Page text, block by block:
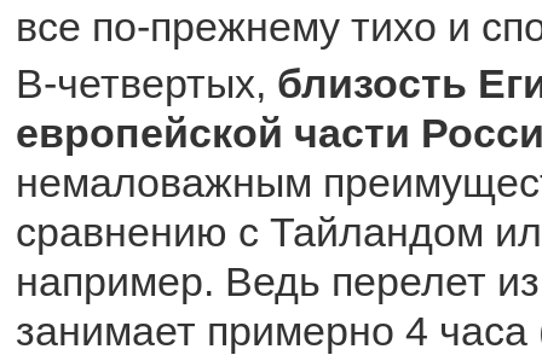
все по-прежнему тихо и
В-четвертых, близость
европейской части
немаловажным
сравнению с Тайландом
например. Ведь перелет
занимает примерно 4 часа